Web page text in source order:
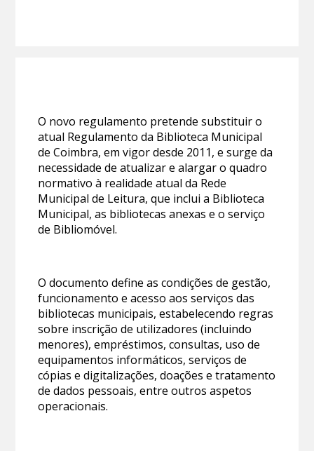
O novo regulamento pretende substituir o
atual Regulamento da Biblioteca Municipal
de Coimbra, em vigor desde 2011, e surge da
necessidade de atualizar e alargar o quadro
normativo à realidade atual da Rede
Municipal de Leitura, que inclui a Biblioteca
Municipal, as bibliotecas anexas e o serviço
de Bibliomóvel.
O documento define as condições de gestão,
funcionamento e acesso aos serviços das
bibliotecas municipais, estabelecendo regras
sobre inscrição de utilizadores (incluindo
menores), empréstimos, consultas, uso de
equipamentos informáticos, serviços de
cópias e digitalizações, doações e tratamento
de dados pessoais, entre outros aspetos
operacionais.